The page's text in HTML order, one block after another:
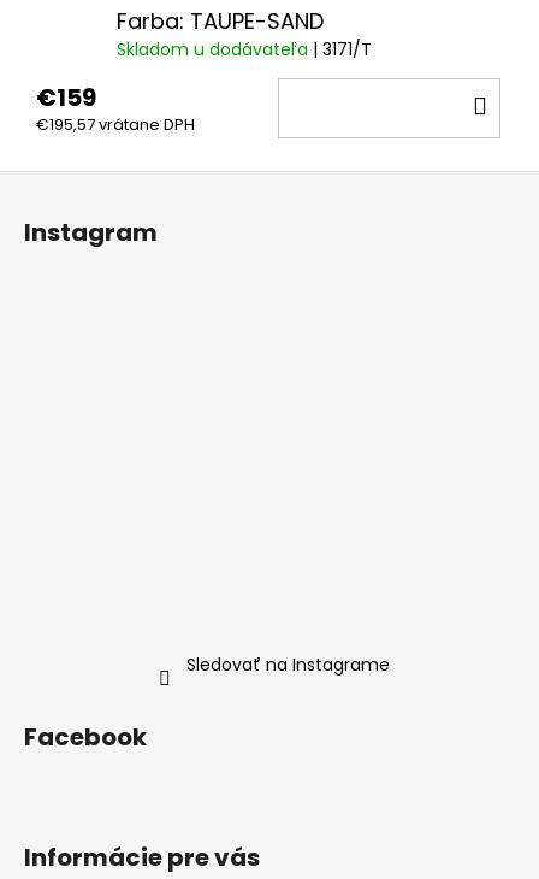
Farba: TAUPE-SAND
Skladom u dodávateľa | 3171/T
€159
€195,57 vrátane DPH
Instagram
Sledovať na Instagrame
Facebook
Informácie pre vás